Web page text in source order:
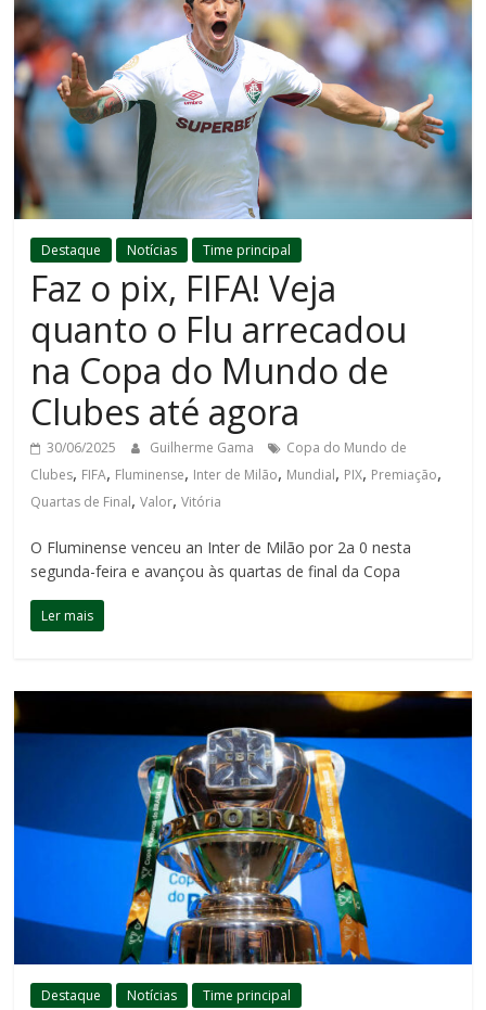
Destaque Notícias Time principal
Faz o pix, FIFA! Veja
quanto o Flu arrecadou
na Copa do Mundo de
Clubes até agora
30/06/2025 Guilherme Gama
Copa do Mundo de
Clubes, FIFA, Fluminense, Inter de Milão, Mundial, PIX, Premiação,
Quartas de Final,Valor,Vitória
O Fluminense venceu an Inter de Milão por 2a 0 nesta
segunda-feira e avançou às quartas de final da Copa
Ler mais
Destaque Notícias Time principal